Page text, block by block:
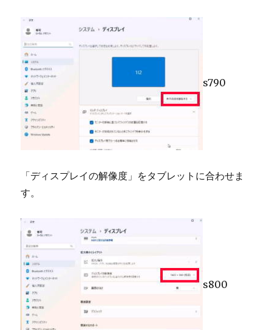
s790
「ディスプレイの解像度」をタブレットに合わせま
す。
s800